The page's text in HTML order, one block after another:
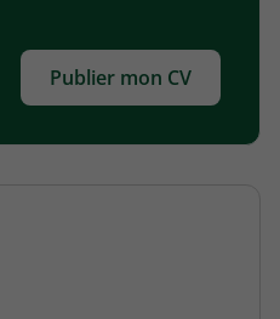
Publier mon CV